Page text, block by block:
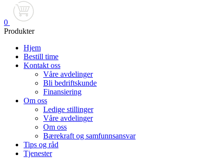
0
Produkter
Hjem
Bestill time
Kontakt oss
Våre avdelinger
Bli bedriftskunde
Finansiering
Om oss
Ledige stillinger
Våre avdelinger
Om oss
Bærekraft og samfunnsansvar
Tips og råd
Tjenester